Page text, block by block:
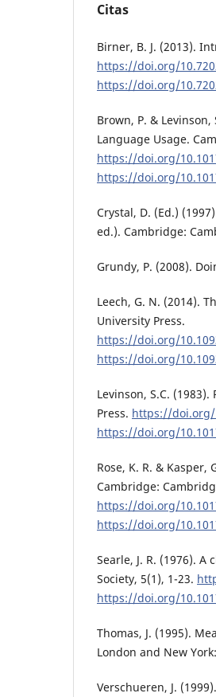
Citas
Birner, B. J. (2013).
https://doi.org/
https://doi.org/
Brown, P. &
Language Usage.
https://doi.org/
https://doi.org/
Crystal, D. (Ed.)
ed.). Cambridge:
Grundy, P. (2008).
Leech, G. N. (2014).
University Press.
https://doi.org/
https://doi.org/
Levinson, S.C.
Press. https://doi.org/
https://doi.org/
Rose, K. R. & Kasper,
Cambridge:
https://doi.org/
https://doi.org/
Searle, J. R. (1976).
Society, 5(1), 1-23.
https://doi.org/
Thomas, J. (1995).
London and New
Verschueren, J.